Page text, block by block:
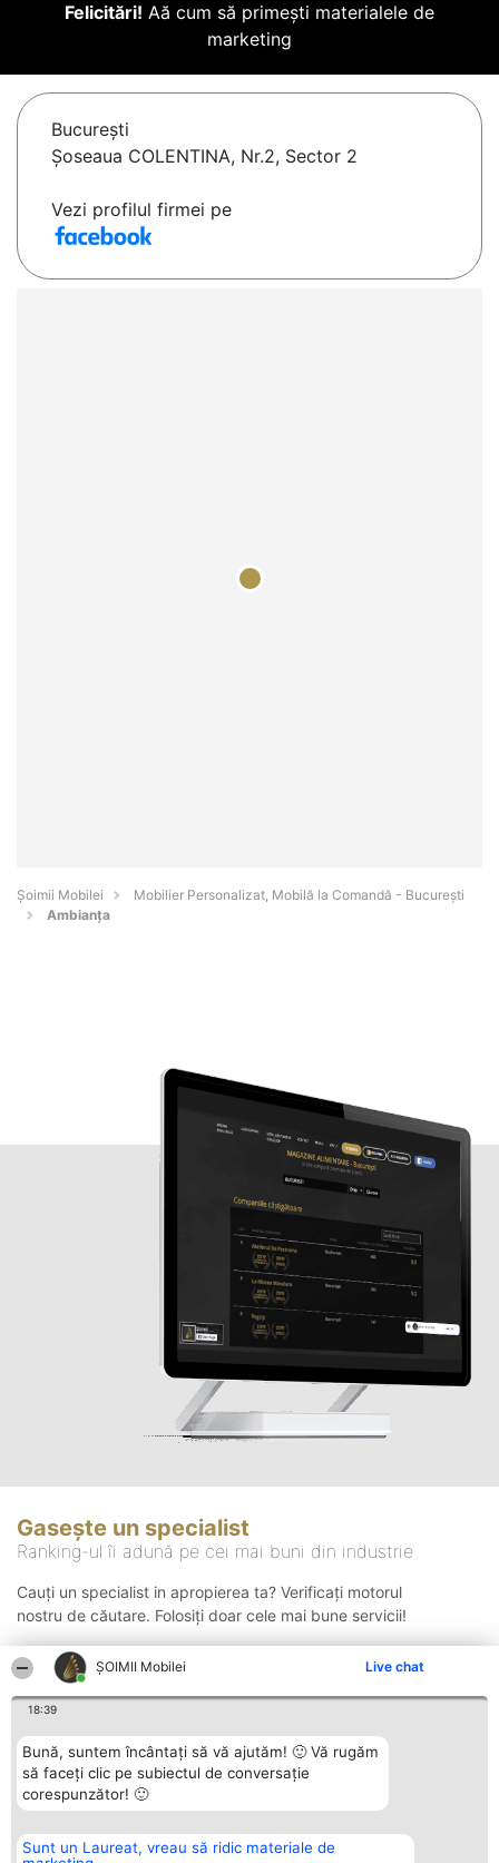
ȘOIMII Mobilei Live chat
18:39
Bună, suntem încântați să vă ajutăm! 🙂 Vă rugăm
să faceți clic pe subiectul de conversație
corespunzător! 🙂
Sunt un Laureat, vreau să ridic materiale de
Felicitări! Aă cum să primești materialele de
marketing
Bucureşti
Șoseaua COLENTINA, Nr.2, Sector 2
Vezi profilul firmei pe
Șoimii Mobilei
Mobilier Personalizat, Mobilă la Comandă - Bucureşti
Ambianța
Gasește un specialist
Ranking-ul îi adună pe cei mai buni din industrie
Cauți un specialist in apropierea ta? Verificați motorul
nostru de căutare. Folosiți doar cele mai bune servicii!
Organizator Ranking Plebiscyt Contact